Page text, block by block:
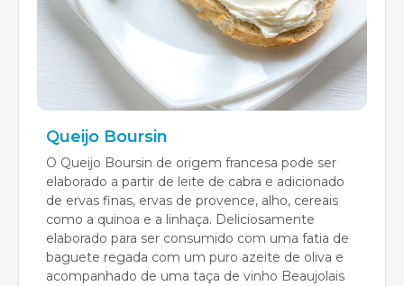
Queijo Boursin
O Queijo Boursin de origem francesa pode ser
elaborado a partir de leite de cabra e adicionado
de ervas finas, ervas de provence, alho, cereais
como a quinoa e a linhaça. Deliciosamente
elaborado para ser consumido com uma fatia de
baguete regada com um puro azeite de oliva e
acompanhado de uma taça de vinho Beaujolais